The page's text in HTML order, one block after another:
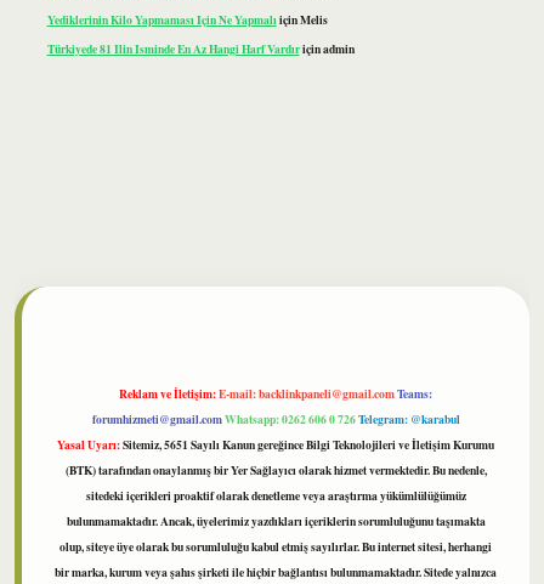
Yediklerinin Kilo Yapmaması Için Ne YapmalıiçinMelis
Türkiyede 81 Ilin Isminde En Az Hangi Harf Vardıriçinadmin
Reklam ve İletişim:E-mail:backlinkpaneli@gmail.comTeams:
forumhizmeti@gmail.comWhatsapp: 0262 606 0 726Telegram: @karabul
Yasal Uyarı:Sitemiz, 5651 Sayılı Kanun gereğince Bilgi Teknolojileri ve İletişim Kurumu
(BTK) tarafından onaylanmış bir Yer Sağlayıcı olarak hizmet vermektedir. Bu nedenle,
sitedeki içerikleri proaktif olarak denetleme veya araştırma yükümlülüğümüz
bulunmamaktadır. Ancak, üyelerimiz yazdıkları içeriklerin sorumluluğunu taşımakta
olup, siteye üye olarak bu sorumluluğu kabul etmiş sayılırlar. Bu internet sitesi, herhangi
bir marka, kurum veya şahıs şirketi ile hiçbir bağlantısı bulunmamaktadır. Sitede yalnızca